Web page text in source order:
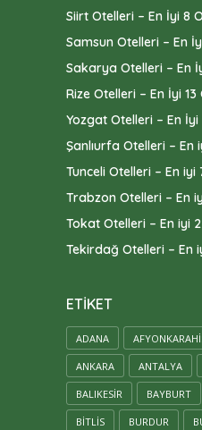
Siirt Otelleri – En İyi 8
Samsun Otelleri – En
Sakarya Otelleri – En
Rize Otelleri – En İyi 13
Yozgat Otelleri – En İyi
Şanlıurfa Otelleri – En
Tunceli Otelleri – En iyi
Trabzon Otelleri – En
Tokat Otelleri – En iyi
Tekirdağ Otelleri – En
ETIKET
ADANA
ANKARA ANTALYA
BALIKESIR BAYBURT
BITLIS BURDUR